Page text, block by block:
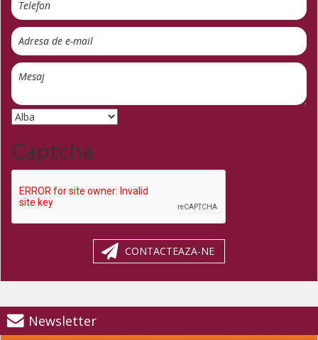
Captcha
CONTACTEAZA-NE
Newsletter